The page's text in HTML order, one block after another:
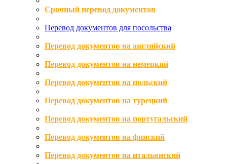
Срочный перевод документов
Перевод документов для посольства
Перевод документов на английский
Перевод документов на немецкий
Перевод документов на польский
Перевод документов на турецкий
Перевод документов на португальский
Перевод документов на финский
Перевод документов на итальянский